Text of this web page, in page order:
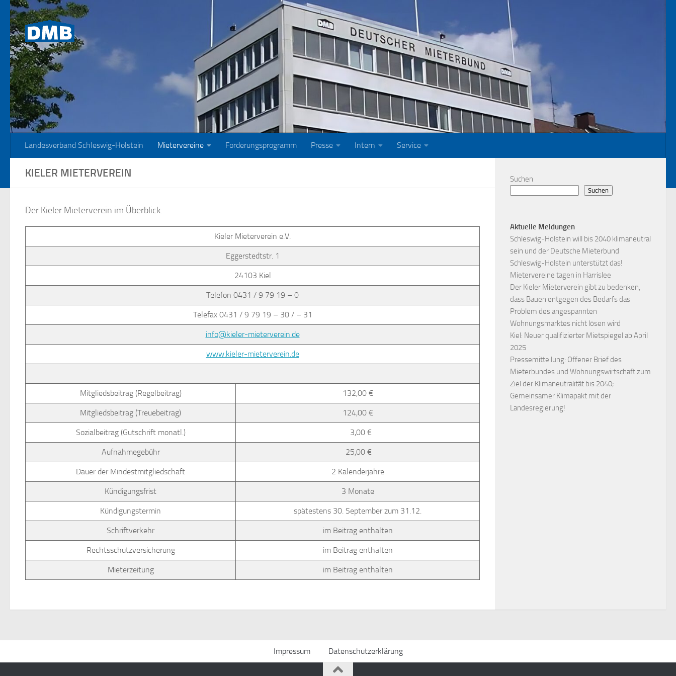
Zum Inhalt springen
Landesverband Schleswig-Holstein Mietervereine Forderungsprogramm Presse Intern Service
KIELER MIETERVEREIN
Der Kieler Mieterverein im Überblick:
Kieler Mieterverein e.V.
Eggerstedtstr. 1
24103 Kiel
Telefon 0431 / 9 79 19 – 0
Telefax 0431 / 9 79 19 – 30 / – 31
info@kieler-mieterverein.de
www.kieler-mieterverein.de
Mitgliedsbeitrag (Regelbeitrag) 132,00 €
Mitgliedsbeitrag (Treuebeitrag) 124,00 €
Sozialbeitrag (Gutschrift monatl.) 3,00 €
Aufnahmegebühr 25,00 €
Dauer der Mindestmitgliedschaft 2 Kalenderjahre
Kündigungsfrist 3 Monate
Kündigungstermin spätestens 30. September zum 31.12.
Schriftverkehr im Beitrag enthalten
Rechtsschutzversicherung im Beitrag enthalten
Mieterzeitung im Beitrag enthalten
Suchen
Suchen
Aktuelle Meldungen
Schleswig-Holstein will bis 2040 klimaneutral
sein und der Deutsche Mieterbund
Schleswig-Holstein unterstützt das!
Mietervereine tagen in Harrislee
Der Kieler Mieterverein gibt zu bedenken,
dass Bauen entgegen des Bedarfs das
Problem des angespannten
Wohnungsmarktes nicht lösen wird
Kiel: Neuer qualifizierter Mietspiegel ab April
2025
Pressemitteilung: Offener Brief des
Mieterbundes und Wohnungswirtschaft zum
Ziel der Klimaneutralität bis 2040;
Gemeinsamer Klimapakt mit der
Landesregierung!
Impressum Datenschutzerklärung